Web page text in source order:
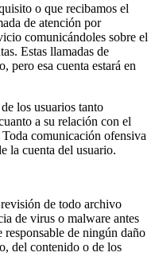
o que recibamos el
de atención por
comunicándoles sobre el
Estas llamadas de
pero esa cuenta estará en
los usuarios tanto
a su relación con el
comunicación ofensiva
la cuenta del usuario.
de todo archivo
de virus o malware antes
de ningún daño
del contenido o de los